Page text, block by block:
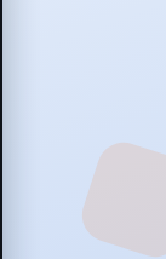
тенге:
акции